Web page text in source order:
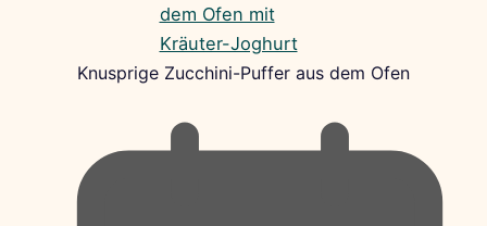
Knusprige Zucchini-Puffer aus dem Ofen